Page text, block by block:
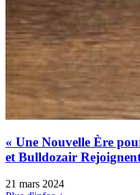
« Une Nouvelle Ère
et Bulldozair
21 mars 2024